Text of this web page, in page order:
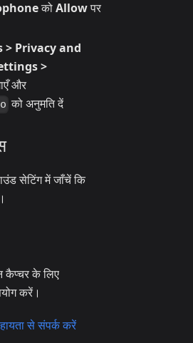
कोAllowपर
> Privacy and
>
और
को अनुमति दें
सेटिंग में जाँचें कि
कैप्चर के लिए
करें।
से संपर्क करें